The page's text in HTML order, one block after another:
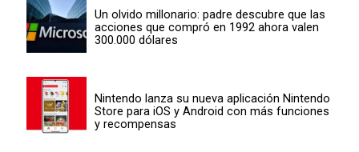
Un olvido millonario: padre descubre que las
acciones que compró en 1992 ahora valen
300.000 dólares
Nintendo lanza su nueva aplicación Nintendo
Store para iOS y Android con más funciones
y recompensas